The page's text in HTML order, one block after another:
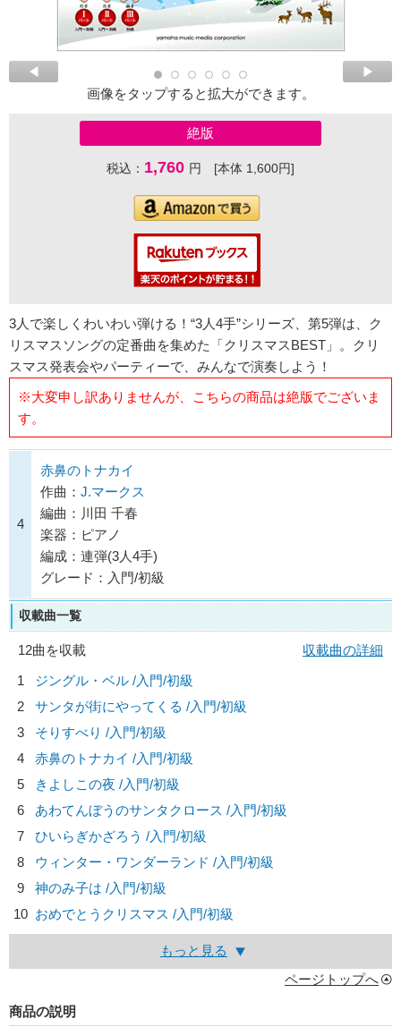
画像をタップすると拡大ができます。
絶版
税込： 1,760 円 [本体 1,600円]
3人で楽しくわいわい弾ける！“3人4手”シリーズ、第5弾は、ク
リスマスソングの定番曲を集めた「クリスマスBEST」。クリ
スマス発表会やパーティーで、みんなで演奏しよう！
※大変申し訳ありませんが、こちらの商品は絶版でございま
す。
4
赤鼻のトナカイ
作曲： J.マークス
編曲：川田 千春
楽器：ピアノ
編成：連弾(3人4手)
グレード：入門/初級
収載曲一覧
12曲を収載
収載曲の詳細
1
ジングル・ベル /入門/初級
2
サンタが街にやってくる /入門/初級
3
そりすべり /入門/初級
4
赤鼻のトナカイ /入門/初級
5
きよしこの夜 /入門/初級
6
あわてんぼうのサンタクロース /入門/初級
7
ひいらぎかざろう /入門/初級
8
ウィンター・ワンダーランド /入門/初級
9
神のみ子は /入門/初級
10 おめでとうクリスマス /入門/初級
もっと見る
ページトップへ
商品の説明